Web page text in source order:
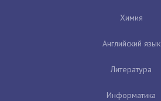
Химия
Английский язык
Литература
Информатика